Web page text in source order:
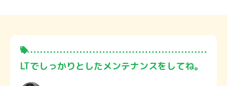
LTでしっかりとしたメンテナンスをしてね。